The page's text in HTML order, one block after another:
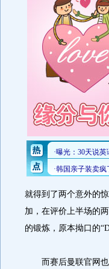
就得到了两个意外的
加，在评价上半场的
的锻炼，原本拗口的
而赛后曼联官网也